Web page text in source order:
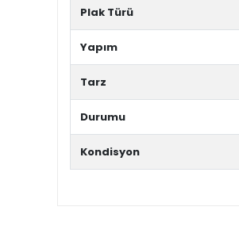
Plak Türü
Yapım
Tarz
Durumu
Kondisyon